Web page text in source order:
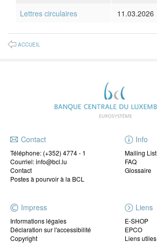
Lettres circulaires
11.03.2026
ACCUEIL
Contact
Téléphone: (+352) 4774 - 1
Courriel: info@bcl.lu
Contact
Postes à pourvoir à la BCL
Info
Mailing List
FAQ
Glossaire
Impress
Informations légales
Déclaration sur l'accessibilité
Copyright
Liens
E-SHOP
EPCO
Liens utiles